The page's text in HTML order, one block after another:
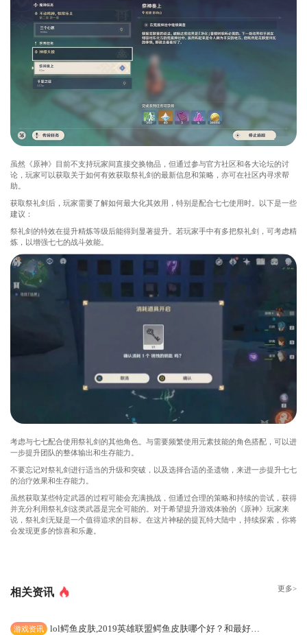
虽然《原神》目前不支持玩家间直接交换物品，但通过参与官方社区和各大论坛的讨
论，玩家可以获取关于如何有效获取祭礼剑的最新信息和策略，亦可在社区内寻求帮
助。
获取祭礼剑后，玩家需要了解如何最大化其效用，特别是配合七七使用时。以下是一些
建议：
祭礼剑的特效在提升精炼等级后能得到显著提升。若玩家手中有多把祭礼剑，可考虑精
炼，以增强七七的战斗效能。
考虑与七七配合使用祭礼剑的其他角色。与需要频繁使用元素技能的角色搭配，可以进
一步提升团队的整体输出和生存能力。
不要忘记对祭礼剑进行适当的升级和突破，以及选择合适的圣遗物，来进一步提升七七
的治疗效果和生存能力。
虽然获取某些特定武器的过程可能会充满挑战，但通过合理的策略和持续的尝试，获得
并充分利用祭礼剑这类武器是完全可能的。对于希望提升游戏体验的《原神》玩家来
说，祭礼剑无疑是一个值得追求的目标。在这片神秘的提瓦特大陆中，持续探索，你将
会发现更多的惊喜和乐趣。
相关资讯 更多>
游戏资讯 lol鳄鱼皮肤,2019英雄联盟鳄鱼皮肤哪个好？和最好连招？